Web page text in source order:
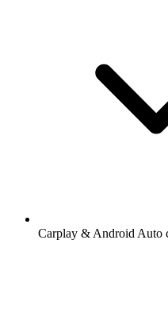
Carplay & Android Auto